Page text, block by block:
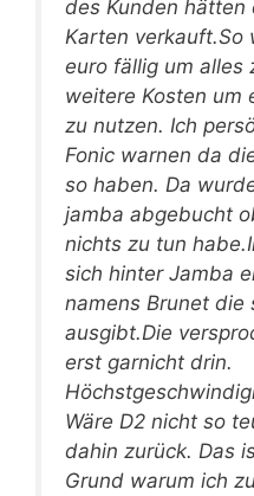
des Kunden hätten
Karten verkauft.So
euro fällig um alles
weitere Kosten um
zu nutzen. Ich
Fonic warnen da
so haben. Da
jamba abgebucht
nichts zu tun
sich hinter Jamba
namens Brunet die
ausgibt.Die
erst garnicht drin.
Wäre D2 nicht so
dahin zurück. Das
Grund warum ich